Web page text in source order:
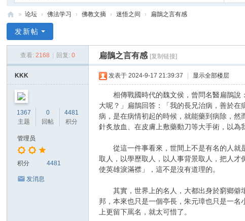
净
心
» 论坛 › 佛法学习 › 佛教文摘 › 迷悟之间 › 扁鵲之言有感
发新帖
查看: 2168 回复: 0 扁鵲之言有感 [复制链接]
KKK
1367
主题
0
回帖
4481
积分
管理员
积分 4481
发消息
发表于 2024-9-17 21:39:37 显示全部楼层
相傳戰國時代的魏文侯，曾問名醫扁鵲說：
大呢？」扁鵲回答：「我的長兄治病，善於
病，是在病情初起的時候，就能藥到病除，
針炙放血、在皮膚上敷藥動刀等大手術，以為
從這一件事看來，世間上不是有名的人就
取人，以學歷取人，以人事背景取人，把人
使英雄淚滿襟」，這不是沒有道理的。
其實，世界上的名人，大都出身於窮鄉僻壤
邦，本來也只是一個亭長，朱元璋也只是一
上更留下罵名，就太可惜了。